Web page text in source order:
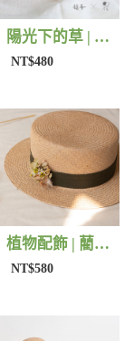
【絕版】陽光下的草 | 藺子X片片
NT$480
【絕版】植物配飾 | 藺子X法洛勒姆
NT$580